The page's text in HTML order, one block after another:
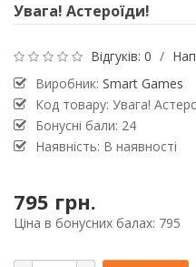
Увага! Астероїди!
Відгуків: 0 /
Виробник: Smart Games
Код товару: Увага!
Бонусні бали: 24
Наявність: В наявності
795 грн.
Ціна в бонусних балах: 795